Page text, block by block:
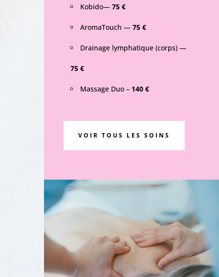
Kobido— 75 €
AromaTouch — 75 €
Drainage lymphatique (corps) —
75 €
Massage Duo – 140 €
VOIR TOUS LES SOINS